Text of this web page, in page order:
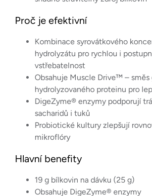
Proč je efektivní
Kombinace syrovátkového
hydrolyzátu pro rychlou i
vstřebatelnost
Obsahuje Muscle Drive™ –
hydrolyzovaného proteinu pro
DigeZyme® enzymy podporují
sacharidů i tuků
Probiotické kultury zlepšují
mikroflóry
Hlavní benefity
19 g bílkovin na dávku (25 g)
Obsahuje DigeZyme® enzymy